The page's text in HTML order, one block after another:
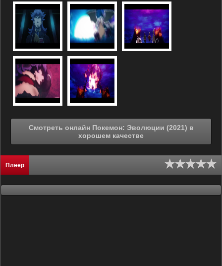
Смотреть онлайн Покемон: Эволюции (2021) в
хорошем качестве
Плеер